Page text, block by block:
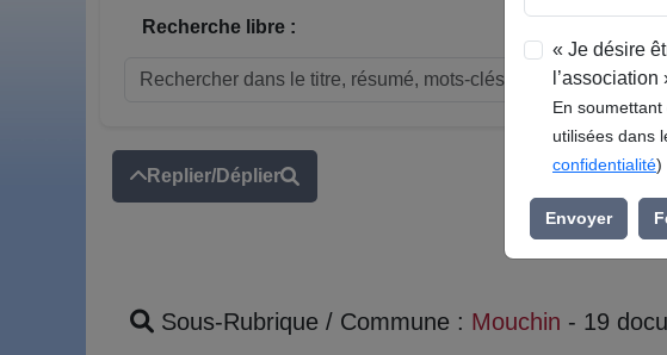
Recherche libre :
Replier/Déplier
Sous-Rubrique / Commune : Mouchin - 19
« Je désire
l’association
En
utilisées dans
confidentialité)
Envoyer